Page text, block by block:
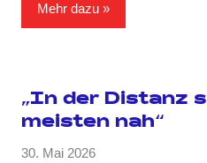
Mehr dazu
„In der Distanz
meisten nah“
30. Mai 2026